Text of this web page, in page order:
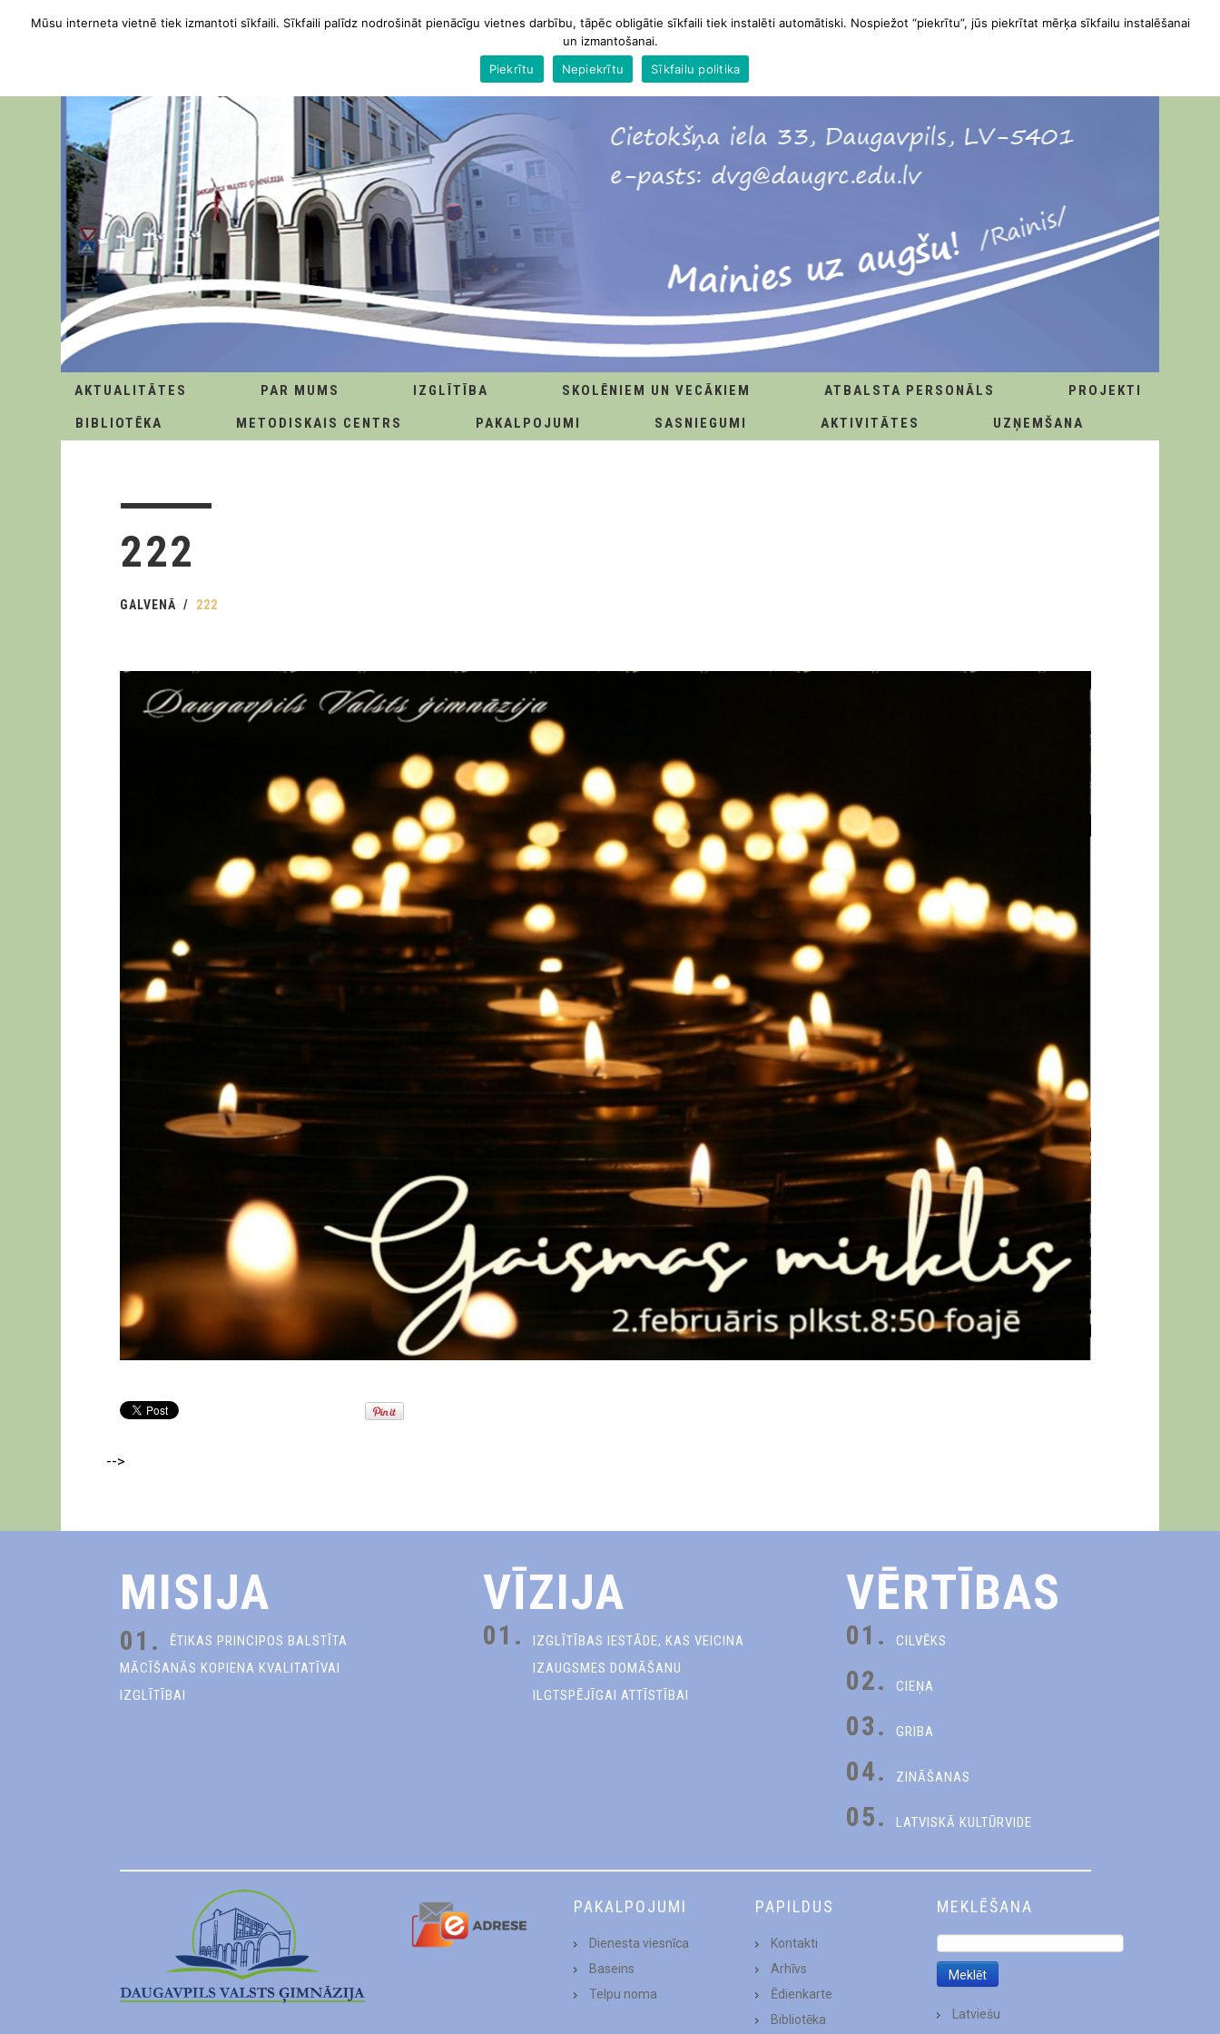
AKTUALITĀTES PAR MUMS IZGLĪTĪBA SKOLĒNIEM UN VECĀKIEM ATBALSTA PERSONĀLS
PROJEKTI
BIBLIOTĒKA
METODISKAIS CENTRS PAKALPOJUMI SASNIEGUMI AKTIVITĀTES UZŅEMŠANA
222
GALVENĀ 222
-->
MISIJA
01.
ĒTIKAS PRINCIPOS BALSTĪTA
MĀCĪŠANĀS KOPIENA KVALITATĪVAI
IZGLĪTĪBAI
VĪZIJA
01.
IZGLĪTĪBAS IESTĀDE, KAS VEICINA
IZAUGSMES DOMĀŠANU
ILGTSPĒJĪGAI ATTĪSTĪBAI
VĒRTĪBAS
01. CILVĒKS
02. CIEŅA
03. GRIBA
04. ZINĀŠANAS
05. LATVISKĀ KULTŪRVIDE
PAKALPOJUMI
Dienesta viesnīca
Baseins
Telpu noma
PAPILDUS
Kontakti
Arhīvs
Ēdienkarte
Bibliotēka
MEKLĒŠANA
Latviešu
Mūsu interneta vietnē tiek izmantoti sīkfaili. Sīkfaili palīdz nodrošināt pienācīgu vietnes darbību, tāpēc obligātie sīkfaili tiek instalēti automātiski. Nospiežot “piekrītu”, jūs piekrītat mērķa sīkfailu instalēšanai
un izmantošanai.
Piekrītu
Nepiekrītu Sīkfailu politika